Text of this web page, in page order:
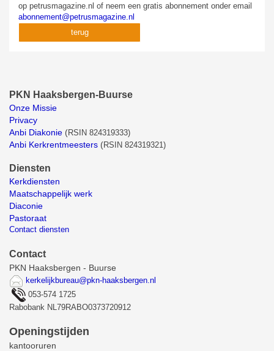
op petrusmagazine.nl of neem een gratis abonnement onder email
abonnement@petrusmagazine.nl
terug
PKN Haaksbergen-Buurse
Onze Missie
Privacy
Anbi Diakonie (RSIN 824319333)
Anbi Kerkrentmeesters (RSIN 824319321)
Diensten
Kerkdiensten
Maatschappelijk werk
Diaconie
Pastoraat
Contact diensten
Contact
PKN Haaksbergen - Buurse
kerkelijkbureau@pkn-haaksbergen.nl
053-574 1725
Rabobank NL79RABO0373720912
Openingstijden
kantooruren